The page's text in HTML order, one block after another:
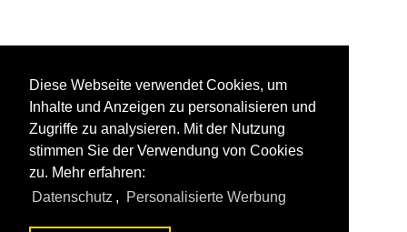
Diese Webseite verwendet Cookies, um
Inhalte und Anzeigen zu personalisieren und
Zugriffe zu analysieren. Mit der Nutzung
stimmen Sie der Verwendung von Cookies
zu. Mehr erfahren:
Datenschutz , Personalisierte Werbung